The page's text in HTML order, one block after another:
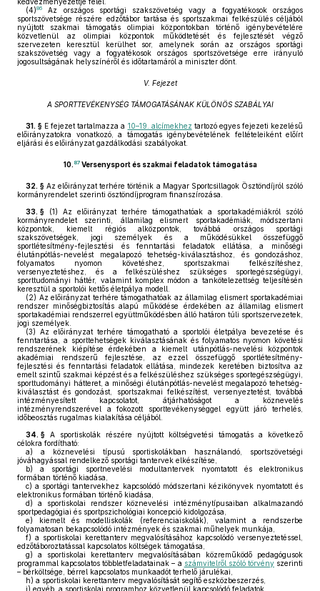
(4)86
Az országos sportági szakszövetség vagy a fogyatékosok országos
sportszövetsége részére edzőtábor tartása és sportszakmai felkészülés céljából
nyújtott szakmai támogatás olimpiai központokban történő igénybevételére
közvetlenül az olimpiai központok működtetését és fejlesztését végző
szervezeten keresztül kerülhet sor, amelynek során az országos sportági
szakszövetség vagy a fogyatékosok országos sportszövetsége erre irányuló
jogosultságának helyszínéről és időtartamáról a miniszter dönt.
V. Fejezet
A SPORTTEVÉKENYSÉG TÁMOGATÁSÁNAK KÜLÖNÖS SZABÁLYAI
31. § E fejezet tartalmazza a 10–19. alcímekhez tartozó egyes fejezeti kezelésű
előirányzatokra vonatkozó, a támogatás igénybevételének feltételeiként előírt
eljárási és előirányzat gazdálkodási szabályokat.
10. 87Versenysport és szakmai feladatok támogatása
32. § Az előirányzat terhére történik a Magyar Sportcsillagok Ösztöndíjról szóló
kormányrendelet szerinti ösztöndíjprogram finanszírozása.
33. § (1) Az előirányzat terhére támogathatóak a sportakadémiákról szóló
kormányrendelet szerinti, államilag elismert sportakadémiák, módszertani
központok, kiemelt régiós alközpontok, továbbá országos sportági
szakszövetségek, jogi személyek és a működésükkel összefüggő
sportlétesítmény-fejlesztési és fenntartási feladatok ellátása, a minőségi
élutánpótlás-nevelést megalapozó tehetség-kiválasztáshoz, és gondozáshoz,
folyamatos nyomon követéshez, sportszakmai felkészítéshez,
versenyeztetéshez, és a felkészüléshez szükséges sportegészségügyi,
sporttudományi háttér, valamint komplex módon a tankötelezettség teljesítésén
keresztül a sportolói kettős életpálya modell.
(2) Az előirányzat terhére támogathatóak az államilag elismert sportakadémiai
rendszer minőségbiztosítás alapú működése érdekében az államilag elismert
sportakadémiai rendszerrel együttműködésben álló határon túli sportszervezetek,
jogi személyek.
(3) Az előirányzat terhére támogatható a sportolói életpálya bevezetése és
fenntartása, a sporttehetségek kiválasztásának és folyamatos nyomon követési
rendszerének kiépítése érdekében a kiemelt utánpótlás-nevelési központok
akadémiai rendszerű fejlesztése, az ezzel összefüggő sportlétesítmény-
fejlesztési és fenntartási feladatok ellátása, mindezek keretében biztosítva az
emelt szintű szakmai képzést és a felkészüléshez szükséges sportegészségügyi,
sporttudományi hátteret, a minőségi élutánpótlás-nevelést megalapozó tehetség-
kiválasztást és gondozást, sportszakmai felkészítést, versenyeztetést, továbbá
intézményesített kapcsolatot, átjárhatóságot a köznevelés
intézményrendszerével a fokozott sporttevékenységgel együtt járó terhelés,
időbeosztás rugalmas kialakítása céljából.
34. § A sportiskolák részére nyújtott költségvetési támogatás a következő
célokra fordítható:
a) a köznevelési típusú sportiskolákban használandó, sportszövetségi
jóváhagyással rendelkező sportági tantervek elkészítése,
b) a sportági sportnevelési modultantervek nyomtatott és elektronikus
formában történő kiadása,
c) a sportági tantervekhez kapcsolódó módszertani kézikönyvek nyomtatott és
elektronikus formában történő kiadása,
d) a sportiskolai rendszer köznevelési intézménytípusaiban alkalmazandó
sportpedagógiai és sportpszichológiai koncepció kidolgozása,
e) kiemelt és modelliskolák (referenciaiskolák), valamint a rendszerbe
folyamatosan bekapcsolódó intézmények és szakmai műhelyek munkája,
f) a sportiskolai kerettanterv megvalósításához kapcsolódó versenyeztetéssel,
edzőtáboroztatással kapcsolatos költségek támogatása,
g) a sportiskolai kerettanterv megvalósításában közreműködő pedagógusok
programmal kapcsolatos többletfeladatainak – a számvitelről szóló törvényszerinti
– bérköltsége, bérrel kapcsolatos munkaadót terhelő járulékai,
h) a sportiskolai kerettanterv megvalósítását segítő eszközbeszerzés,
i) egyéb, a sportiskolai programhoz közvetlenül kapcsolódó feladatok,